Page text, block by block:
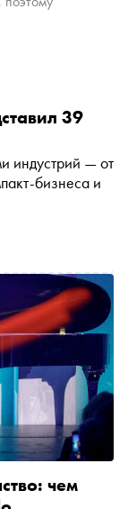
39
индустрий — от
бизнеса и
чем